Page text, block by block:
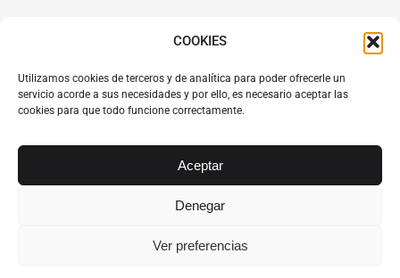
COOKIES
Utilizamos cookies de terceros y de analítica para poder ofrecerle un
servicio acorde a sus necesidades y por ello, es necesario aceptar las
cookies para que todo funcione correctamente.
Aceptar
Denegar
Ver preferencias
Álvarez Abogados Tenerife:Calle Teobaldo Power Nº 7,
de Tenerife. Islas Canarias.
Somos Abogados especialistas del Derecho desde 1954.
Tenerife Sur Mejores Abogados Tenerife
Abogados colegiados y ejercientes del ICATF.
Todos los derechos reservados.